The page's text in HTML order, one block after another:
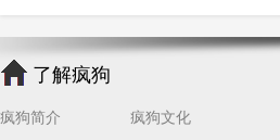
企业网站建设 效果 页面
网络营销 因素 网络公司
网站流量
百度优化 网站收录
了解疯狗
疯狗简介
疯狗文化